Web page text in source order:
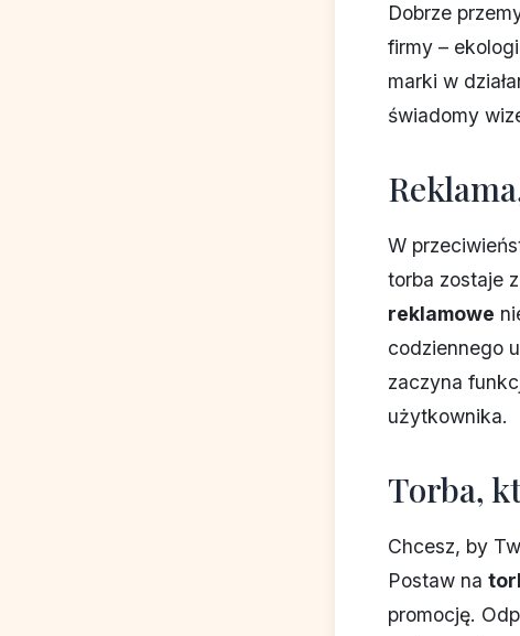
Dobrze
firmy –
marki w
świadomy
W
torba zostaje
reklamowe
codziennego
zaczyna
użytkownika.
Torba,
Chcesz, by
Postaw na
promocję.